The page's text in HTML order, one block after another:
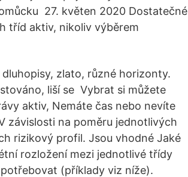
27. květen 2020 Dostatečné
tříd aktiv, nikoliv výběrem
zlato, různé horizonty.
liší se Vybrat si můžete
aktiv, Nemáte čas nebo nevíte
závislosti na poměru jednotlivých
rizikový profil. Jsou vhodné Jaké
rozložení mezi jednotlivé třídy
(příklady viz níže).